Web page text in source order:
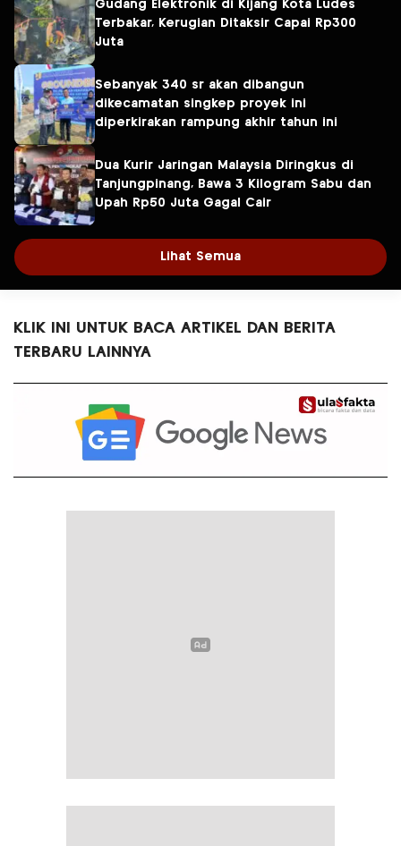
Gudang Elektronik di Kijang Kota Ludes
Terbakar, Kerugian Ditaksir Capai Rp300
Juta
Sebanyak 340 sr akan dibangun
dikecamatan singkep proyek ini
diperkirakan rampung akhir tahun ini
Dua Kurir Jaringan Malaysia Diringkus di
Tanjungpinang, Bawa 3 Kilogram Sabu dan
Upah Rp50 Juta Gagal Cair
Lihat Semua
KLIK INI UNTUK BACA ARTIKEL DAN BERITA
TERBARU LAINNYA